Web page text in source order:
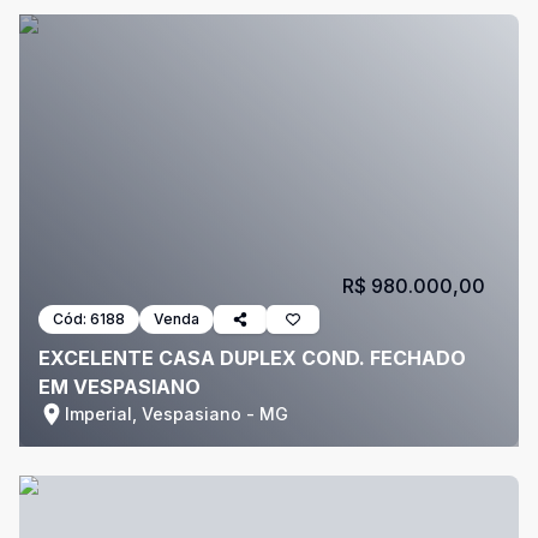
Cód: 6188 Venda
EXCELENTE CASA DUPLEX COND. FECHADO
EM VESPASIANO
Imperial, Vespasiano - MG
R$ 980.000,00